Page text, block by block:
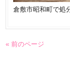
倉敷市昭和町で処
« 前のページ